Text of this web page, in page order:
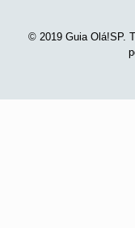
© 2019 Guia Olá!SP.